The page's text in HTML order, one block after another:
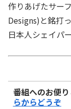
作りあげたサー
Designs)と銘打
日本人シェイパー
番組へのお便
らからどうぞ